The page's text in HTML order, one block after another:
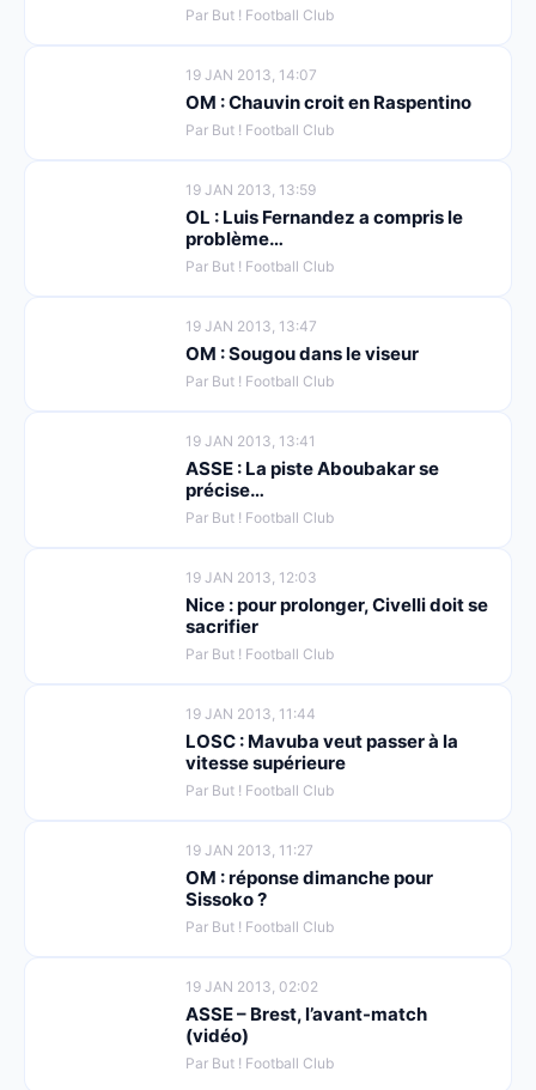
Par But ! Football Club
19 JAN 2013, 14:07
OM : Chauvin croit en Raspentino
Par But ! Football Club
19 JAN 2013, 13:59
OL : Luis Fernandez a compris le
problème…
Par But ! Football Club
19 JAN 2013, 13:47
OM : Sougou dans le viseur
Par But ! Football Club
19 JAN 2013, 13:41
ASSE : La piste Aboubakar se
précise…
Par But ! Football Club
19 JAN 2013, 12:03
Nice : pour prolonger, Civelli doit se
sacrifier
Par But ! Football Club
19 JAN 2013, 11:44
LOSC : Mavuba veut passer à la
vitesse supérieure
Par But ! Football Club
19 JAN 2013, 11:27
OM : réponse dimanche pour
Sissoko ?
Par But ! Football Club
19 JAN 2013, 02:02
ASSE – Brest, l’avant-match
(vidéo)
Par But ! Football Club